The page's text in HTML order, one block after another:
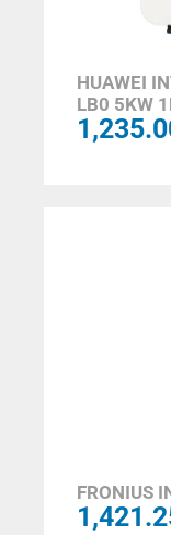
HUAWEI
LB0 5KW
FRONIUS